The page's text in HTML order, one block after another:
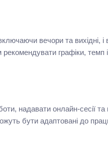
вечори та вихідні, і
графіки, темп і
надавати онлайн-сесії
бути адаптовані до